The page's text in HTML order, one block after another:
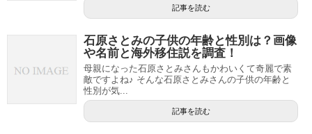
記事を読む
石原さとみの子供の年齢と性別は？画像
や名前と海外移住説を調査！
母親になった石原さとみさんもかわいくて奇麗で素
敵ですよね♪ そんな石原さとみさんの子供の年齢と
性別が気...
記事を読む